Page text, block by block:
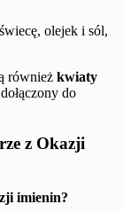
olejek i sól,
również kwiaty
do
z Okazji
imienin?